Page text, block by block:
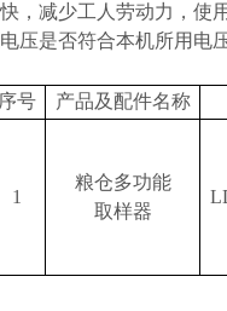
，减少工人劳动力，使
压是否符合本机所用电压
序号
产品及配件名称
1
粮仓多功能
取样器